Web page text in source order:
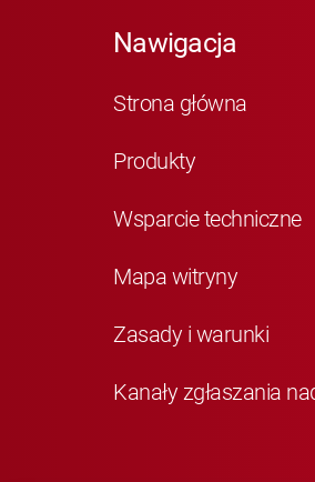
Nawigacja
Strona główna
Produkty
Wsparcie techniczne
Mapa witryny
Zasady i warunki
Kanały zgłaszania